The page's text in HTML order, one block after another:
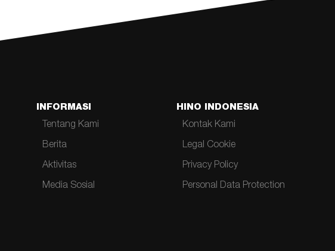
INFORMASI
Tentang Kami
Berita
Aktivitas
Media Sosial
HINO INDONESIA
Kontak Kami
Legal Cookie
Privacy Policy
Personal Data Protection